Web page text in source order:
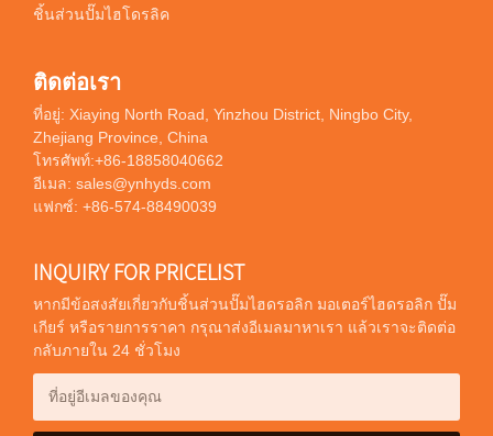
ชิ้นส่วนปั๊มไฮโดรลิค
ติดต่อเรา
ที่อยู่: Xiaying North Road, Yinzhou District, Ningbo City,
Zhejiang Province, China
โทรศัพท์:+86-18858040662
อีเมล: sales@ynhyds.com
แฟกซ์: +86-574-88490039
INQUIRY FOR PRICELIST
หากมีข้อสงสัยเกี่ยวกับชิ้นส่วนปั๊มไฮดรอลิก มอเตอร์ไฮดรอลิก ปั๊ม
เกียร์ หรือรายการราคา กรุณาส่งอีเมลมาหาเรา แล้วเราจะติดต่อ
กลับภายใน 24 ชั่วโมง